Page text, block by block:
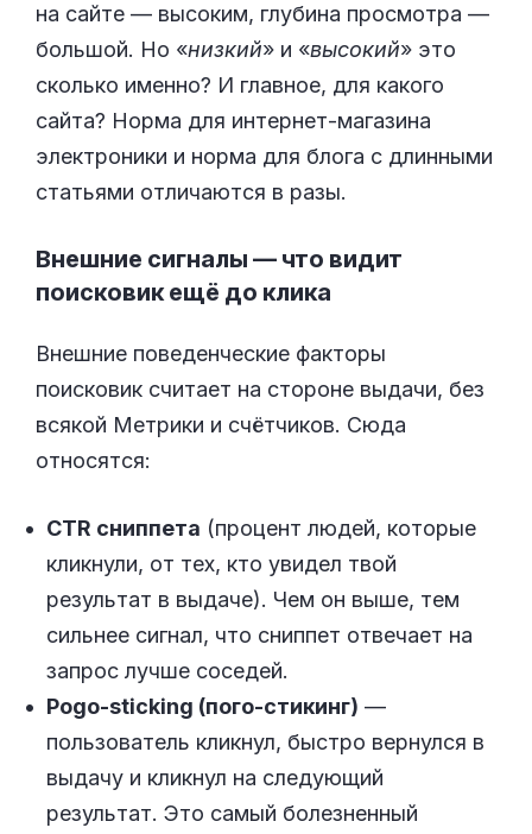
на сайте — высоким, глубина просмотра —
большой. Но «низкий» и «высокий» это
сколько именно? И главное, для какого
сайта? Норма для интернет-магазина
электроники и норма для блога с длинными
статьями отличаются в разы.
Внешние сигналы — что видит
поисковик ещё до клика
Внешние поведенческие факторы
поисковик считает на стороне выдачи, без
всякой Метрики и счётчиков. Сюда
относятся:
CTR сниппета (процент людей, которые
кликнули, от тех, кто увидел твой
результат в выдаче). Чем он выше, тем
сильнее сигнал, что сниппет отвечает на
запрос лучше соседей.
Pogo-sticking (пого-стикинг) —
пользователь кликнул, быстро вернулся в
выдачу и кликнул на следующий
результат. Это самый болезненный